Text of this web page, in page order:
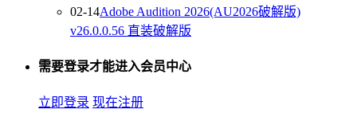
02-14Adobe Audition 2026(AU2026破解版)
v26.0.0.56 直装破解版
需要登录才能进入会员中心
立即登录 现在注册